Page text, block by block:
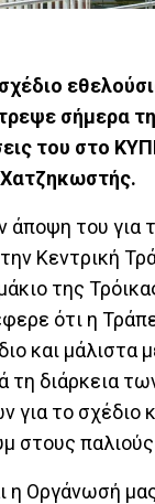
σήμερα
του στο
άποψη του για
Κεντρική
της
ότι η
και μάλιστα
τη διάρκεια
για το σχέδιο
στους
η Οργάνωσή